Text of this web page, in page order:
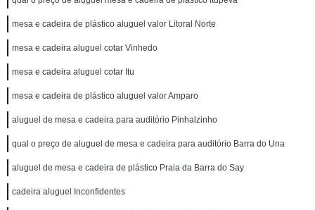
mesa e cadeira de plástico aluguel valor Litoral Norte
mesa e cadeira aluguel cotar Vinhedo
mesa e cadeira aluguel cotar Itu
mesa e cadeira de plástico aluguel valor Amparo
aluguel de mesa e cadeira para auditório Pinhalzinho
qual o preço de aluguel de mesa e cadeira para auditório Barra do Una
aluguel de mesa e cadeira de plástico Praia da Barra do Say
cadeira aluguel Inconfidentes